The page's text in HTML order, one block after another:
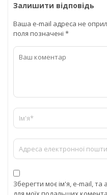
Залишити відповідь
Ваша e-mail адреса не
поля позначені *
Зберегти моє ім'я, e-mail, та